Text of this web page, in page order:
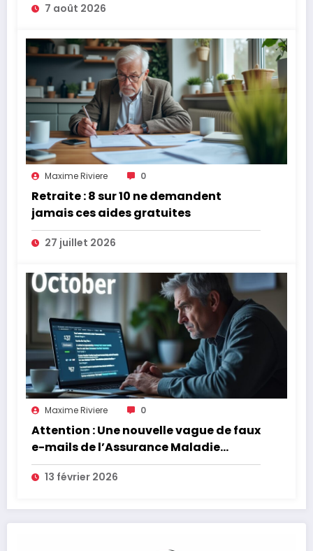
7 août 2026
Maxime Riviere 0
Retraite : 8 sur 10 ne demandent
jamais ces aides gratuites
27 juillet 2026
Maxime Riviere 0
Attention : Une nouvelle vague de faux
e-mails de l’Assurance Maladie
menace la couverture de vos frais de
santé
13 février 2026